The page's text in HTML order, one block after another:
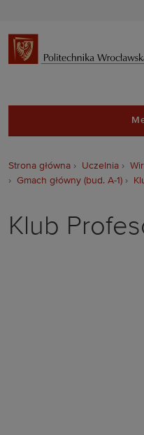
Strona główna Uczelnia
Gmach główny (bud. A-1)
Klub